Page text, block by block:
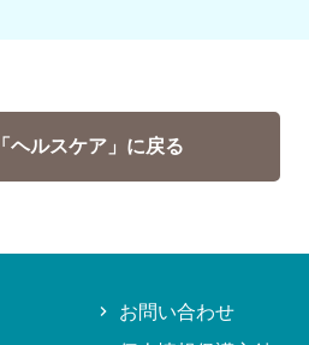
「ヘルスケア」に戻る
お問い合わせ